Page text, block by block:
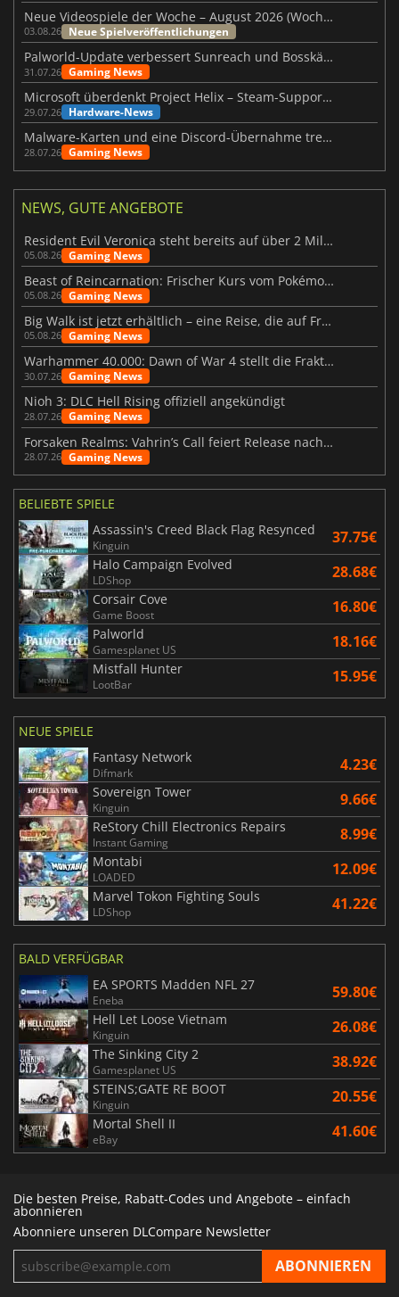
Neue Videospiele der Woche – August 2026 (Woche 32)
03.08.26 Neue Spielveröffentlichungen
Palworld-Update verbessert Sunreach und Bosskämpfe deutlich
31.07.26 Gaming News
Microsoft überdenkt Project Helix – Steam-Support gefährdet
29.07.26 Hardware-News
Malware-Karten und eine Discord-Übernahme treffen Meccha Chameleon
28.07.26 Gaming News
NEWS, GUTE ANGEBOTE
Resident Evil Veronica steht bereits auf über 2 Millionen Wunschlisten
05.08.26 Gaming News
Beast of Reincarnation: Frischer Kurs vom Pokémon-Studio
05.08.26 Gaming News
Big Walk ist jetzt erhältlich – eine Reise, die auf Freundschaft basiert
05.08.26 Gaming News
Warhammer 40.000: Dawn of War 4 stellt die Fraktion der Necrons vor
30.07.26 Gaming News
Nioh 3: DLC Hell Rising offiziell angekündigt
28.07.26 Gaming News
Forsaken Realms: Vahrin’s Call feiert Release nach 10 Jahren
28.07.26 Gaming News
BELIEBTE SPIELE
Assassin's Creed Black Flag Resynced
Kinguin 37.75€
Halo Campaign Evolved
LDShop 28.68€
Corsair Cove
Game Boost 16.80€
Palworld
Gamesplanet US 18.16€
Mistfall Hunter
LootBar 15.95€
NEUE SPIELE
Fantasy Network
Difmark 4.23€
Sovereign Tower
Kinguin 9.66€
ReStory Chill Electronics Repairs
Instant Gaming 8.99€
Montabi
LOADED 12.09€
Marvel Tokon Fighting Souls
LDShop 41.22€
BALD VERFÜGBAR
EA SPORTS Madden NFL 27
Eneba 59.80€
Hell Let Loose Vietnam
Kinguin 26.08€
The Sinking City 2
Gamesplanet US 38.92€
STEINS;GATE RE BOOT
Kinguin 20.55€
Mortal Shell II
eBay 41.60€
Die besten Preise, Rabatt-Codes und Angebote – einfach
abonnieren
Abonniere unseren DLCompare Newsletter